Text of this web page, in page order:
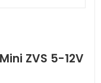
ZVS 5-12V